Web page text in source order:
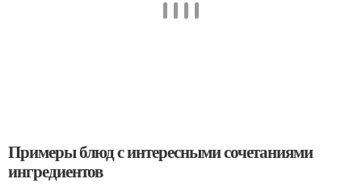
Примеры блюд с интересными сочетаниями
ингредиентов